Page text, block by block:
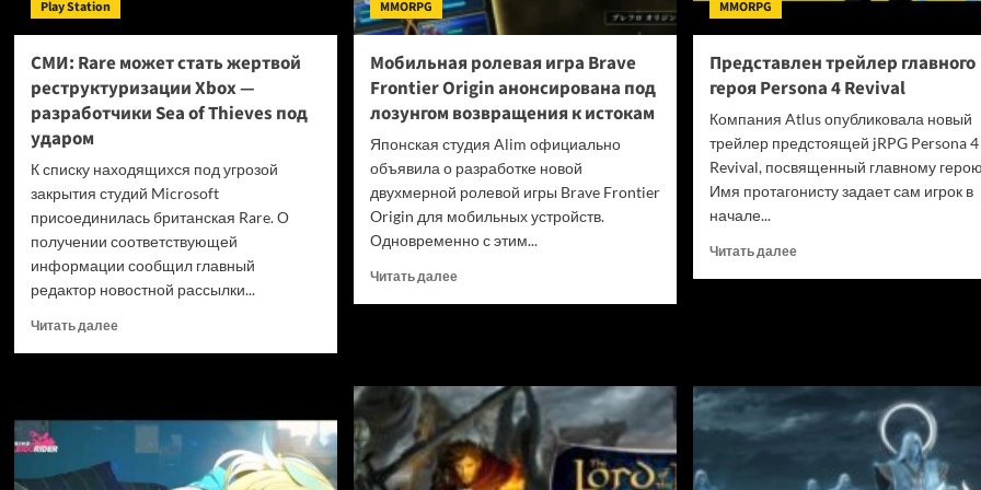
не
убивать
диски
Play Station
СМИ: Rare может стать жертвой
реструктуризации Xbox —
разработчики Sea of Thieves под
ударом
К списку находящихся под угрозой
закрытия студий Microsoft
присоединилась британская Rare. О
получении соответствующей
информации сообщил главный
редактор новостной рассылки...
Читать далееПрочитать
может
жертвой
MMORPG
Мобильная ролевая игра Brave
Frontier Origin анонсирована под
лозунгом возвращения к истокам
Японская студия Alim официально
объявила о разработке новой
двухмерной ролевой игры Brave Frontier
Origin для мобильных устройств.
Одновременно с этим...
Читать далееПрочитать
Brave
Frontier
Origin
анонсирована
под
MMORPG
Представлен трейлер главного
героя Persona 4 Revival
Компания Atlus опубликовала новый
трейлер предстоящей jRPG Persona 4
Revival, посвященный главному
Имя протагонисту задает сам игрок в
начале...
Читать далееПрочитать
Persona
4